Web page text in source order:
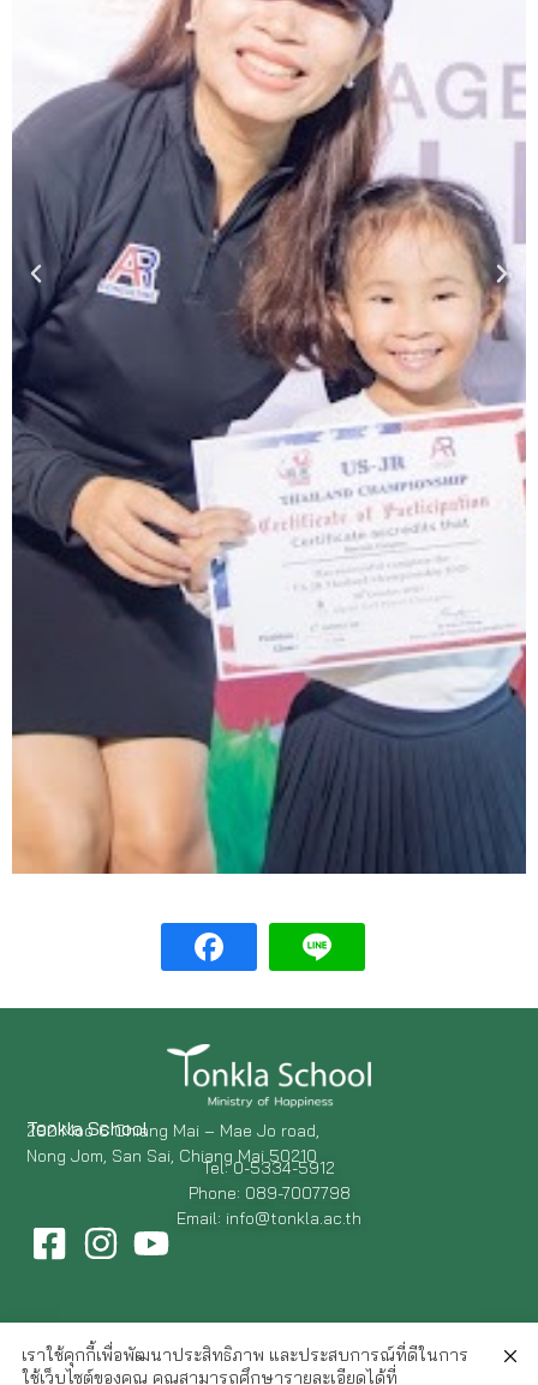
Tonkla School
292 Moo 6 Chiang Mai – Mae Jo road,
Nong Jom, San Sai, Chiang Mai 50210
Tel: 0-5334-5912
Phone: 089-7007798
Email: info@tonkla.ac.th
เราใช้คุกกี้เพื่อพัฒนาประสิทธิภาพ และประสบการณ์ที่ดีในการ
ใช้เว็บไซต์ของคุณ คุณสามารถศึกษารายละเอียดได้ที่